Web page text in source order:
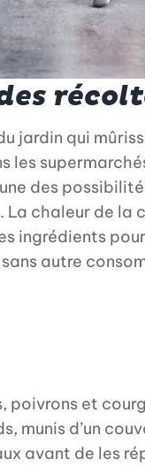
jardin qui
les
des
La chaleur de
ingrédients
autre
poivrons et
munis d’un
avant de les